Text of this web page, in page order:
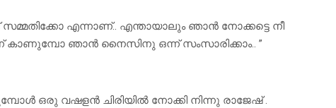
എന്നാണ്.. എന്തായാലും ഞാൻ നോക്കട്ടെ നീ
കാണുമ്പോ ഞാൻ നൈസിനു ഒന്ന് സംസാരിക്കാം.. ”
ഒരു വഷളൻ ചിരിയിൽ നോക്കി നിന്നു രാജേഷ് .